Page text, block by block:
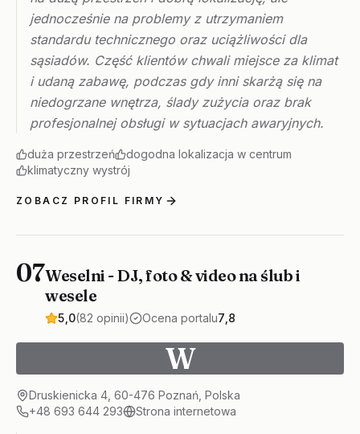
jednocześnie na problemy z utrzymaniem
standardu technicznego oraz uciążliwości dla
sąsiadów. Część klientów chwali miejsce za klimat
i udaną zabawę, podczas gdy inni skarżą się na
niedogrzane wnętrza, ślady zużycia oraz brak
profesjonalnej obsługi w sytuacjach awaryjnych.
duża przestrzeń
dogodna lokalizacja w centrum
klimatyczny wystrój
ZOBACZ PROFIL FIRMY
07Weselni - DJ, foto & video na ślub i
wesele
5,0(82 opinii) Ocena portalu7,8
W
Druskienicka 4, 60-476 Poznań, Polska
+48 693 644 293
Strona internetowa